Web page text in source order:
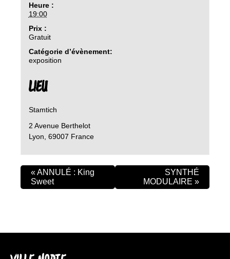
Heure :
19:00
Prix :
Gratuit
Catégorie d’évènement:
exposition
LIEU
Stamtich
2 Avenue Berthelot
Lyon 69007 France
«ANNULÉ : King
Sweet
SYNTHÉ
MODULAIRE »